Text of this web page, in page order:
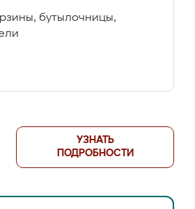
бутылочницы,
УЗНАТЬ
ПОДРОБНОСТИ